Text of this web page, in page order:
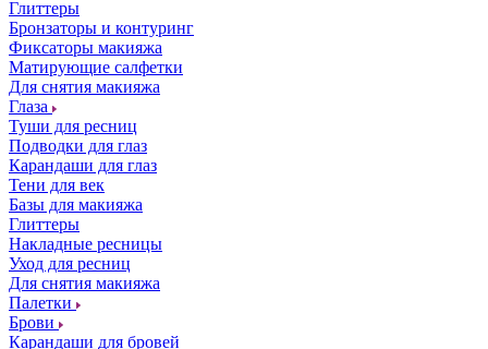
Глиттеры
Бронзаторы и контуринг
Фиксаторы макияжа
Матирующие салфетки
Для снятия макияжа
Глаза
Туши для ресниц
Подводки для глаз
Карандаши для глаз
Тени для век
Базы для макияжа
Глиттеры
Накладные ресницы
Уход для ресниц
Для снятия макияжа
Палетки
Брови
Карандаши для бровей